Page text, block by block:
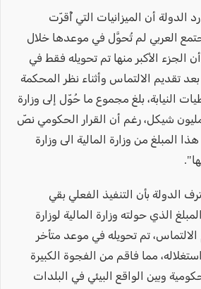
الدولة أن الميزانيات التي أُقرّت
العربي لم تُحوَّل في موعدها خلال
2023 و2024، وأن الجزء الأكبر منها تم تحويله فقط في
2025، أي بعد تقديم الالتماس وأثناء نظر المحكمة
النيابة، بلغ مجموع ما حُوّل إلى وزارة
البيئة نحو 92.5 مليون شيكل، رغم أن القرار الحكومي نصّ
من وزارة المالية الى وزارة
الدولة بأن التنفيذ الفعلي بقي
الذي حولته وزارة المالية لوزارة
الالتماس، تم تحويله في موعد متأخر
مما فاقم من الفجوة الكبيرة
وبين الواقع البيئي في البلدات